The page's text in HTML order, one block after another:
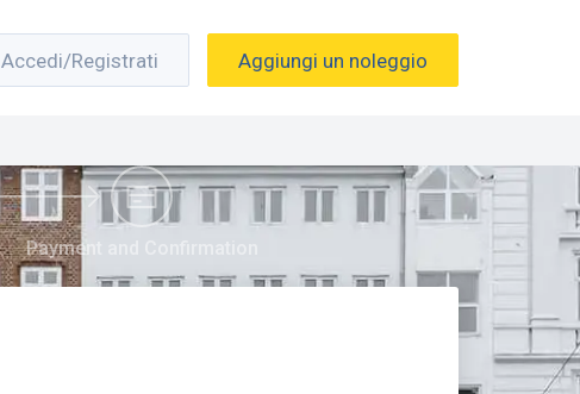
Accedi/Registrati Aggiungi un noleggio
Payment and Confirmation